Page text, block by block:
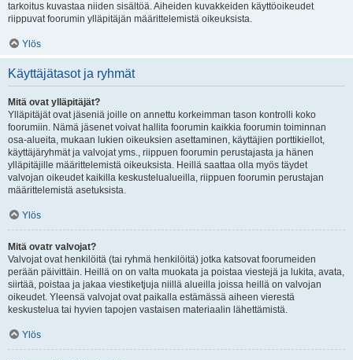
tarkoitus kuvastaa niiden sisältöä. Aiheiden kuvakkeiden käyttöoikeudet
riippuvat foorumin ylläpitäjän määrittelemistä oikeuksista.
Ylös
Käyttäjätasot ja ryhmät
Mitä ovat ylläpitäjät?
Ylläpitäjät ovat jäseniä joille on annettu korkeimman tason kontrolli koko
foorumiin. Nämä jäsenet voivat hallita foorumin kaikkia foorumin toiminnan
osa-alueita, mukaan lukien oikeuksien asettaminen, käyttäjien porttikiellot,
käyttäjäryhmät ja valvojat yms., riippuen foorumin perustajasta ja hänen
ylläpitäjille määrittelemistä oikeuksista. Heillä saattaa olla myös täydet
valvojan oikeudet kaikilla keskustelualueilla, riippuen foorumin perustajan
määrittelemistä asetuksista.
Ylös
Mitä ovatr valvojat?
Valvojat ovat henkilöitä (tai ryhmä henkilöitä) jotka katsovat foorumeiden
perään päivittäin. Heillä on on valta muokata ja poistaa viestejä ja lukita, avata,
siirtää, poistaa ja jakaa viestiketjuja niillä alueilla joissa heillä on valvojan
oikeudet. Yleensä valvojat ovat paikalla estämässä aiheen vierestä
keskustelua tai hyvien tapojen vastaisen materiaalin lähettämistä.
Ylös